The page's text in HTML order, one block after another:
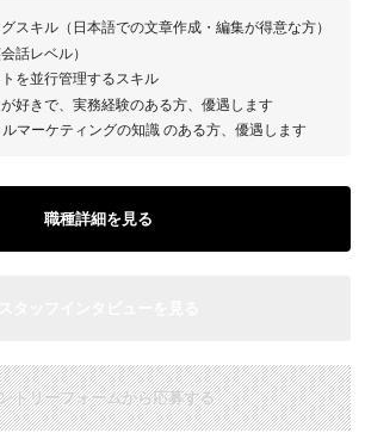
スキル（日本語での文章作成・編集が得意な方）
話レベル）
を並行管理するスキル
好きで、実務経験のある方、優遇します
マーケティングの知識 のある方、優遇します
職種詳細を見る
トリーフォームから応募する